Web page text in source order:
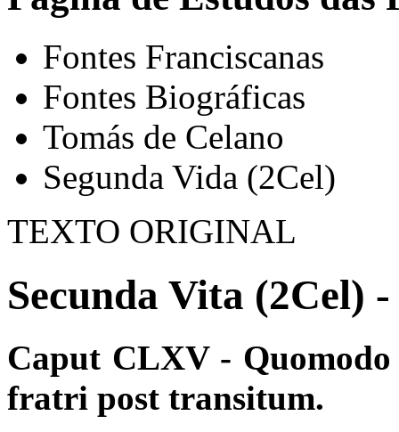
Fontes Franciscanas
Fontes Biográficas
Tomás de Celano
Segunda Vida (2Cel)
TEXTO ORIGINAL
Secunda Vita (2Cel) -
Caput CLXV -
fratri post transitum.